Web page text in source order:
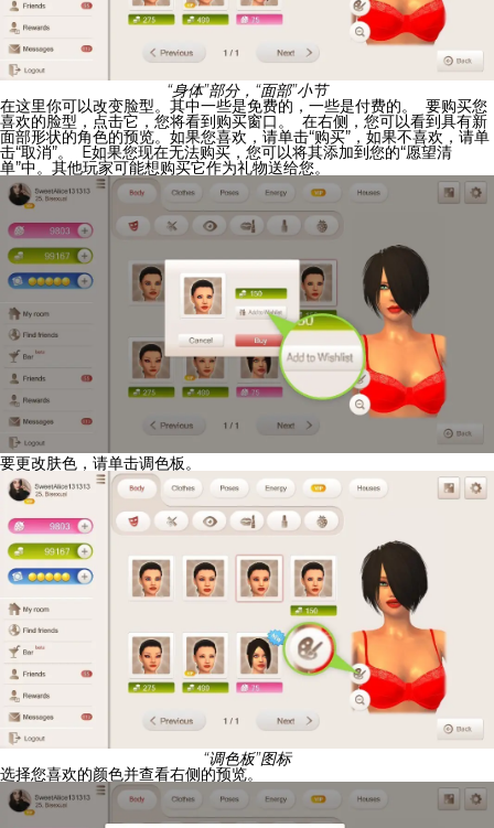
“身体”部分，“面部”小节
在这里你可以改变脸型。其中一些是免费的，一些是付费的。 要购买您
喜欢的脸型，点击它，您将看到购买窗口。 在右侧，您可以看到具有新
面部形状的角色的预览。如果您喜欢，请单击“购买”，如果不喜欢，请单
击“取消”。 Е如果您现在无法购买，您可以将其添加到您的“愿望清
单”中。其他玩家可能想购买它作为礼物送给您。
要更改肤色，请单击调色板。
“调色板”图标
选择您喜欢的颜色并查看右侧的预览。